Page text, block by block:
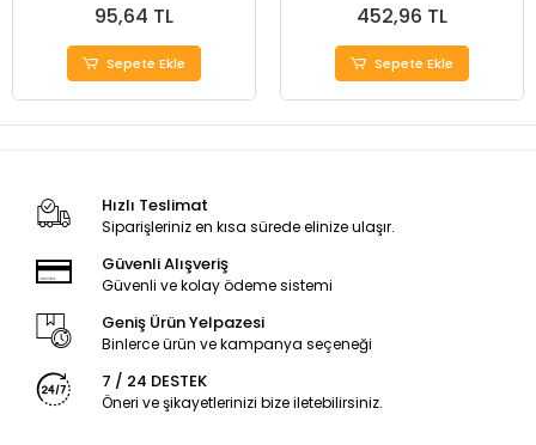
95,64 TL
Sepete Ekle
452,96 TL
Sepete Ekle
Hızlı Teslimat
Siparişleriniz en kısa sürede elinize ulaşır.
Güvenli Alışveriş
Güvenli ve kolay ödeme sistemi
Geniş Ürün Yelpazesi
Binlerce ürün ve kampanya seçeneği
7 / 24 DESTEK
Öneri ve şikayetlerinizi bize iletebilirsiniz.